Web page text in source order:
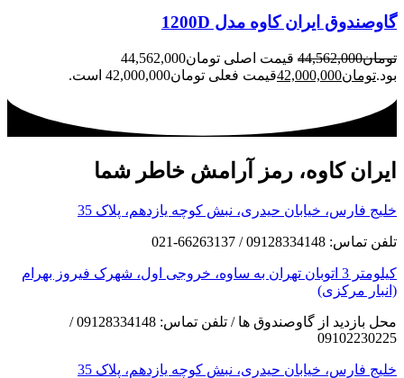
گاوصندوق ایران کاوه مدل 1200D
تومان44,562,000
قیمت اصلی تومان44,562,000
بود.تومان42,000,000قیمت فعلی تومان42,000,000 است.
ایران کاوه، رمز آرامش خاطر شما
خلیج فارس، خیابان حیدری، نبش کوچه یازدهم، پلاک 35
تلفن تماس: 09128334148 / 66263137-021
کیلومتر 3 اتوبان تهران به ساوه، خروجی اول، شهرک فیروز بهرام
(انبار مرکزی)
محل بازدید از گاوصندوق ها / تلفن تماس: 09128334148 /
09102230225
خلیج فارس، خیابان حیدری، نبش کوچه یازدهم، پلاک 35